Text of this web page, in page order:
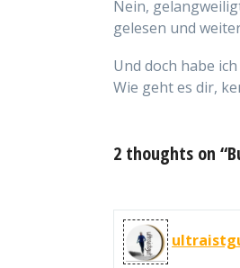
Nein,
gelesen und
Und doch habe
Wie geht es dir,
2 thoughts on